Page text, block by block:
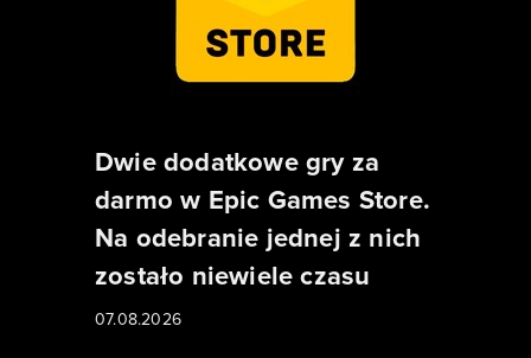
Dwie dodatkowe gry za
darmo w Epic Games Store.
Na odebranie jednej z nich
zostało niewiele czasu
07.08.2026